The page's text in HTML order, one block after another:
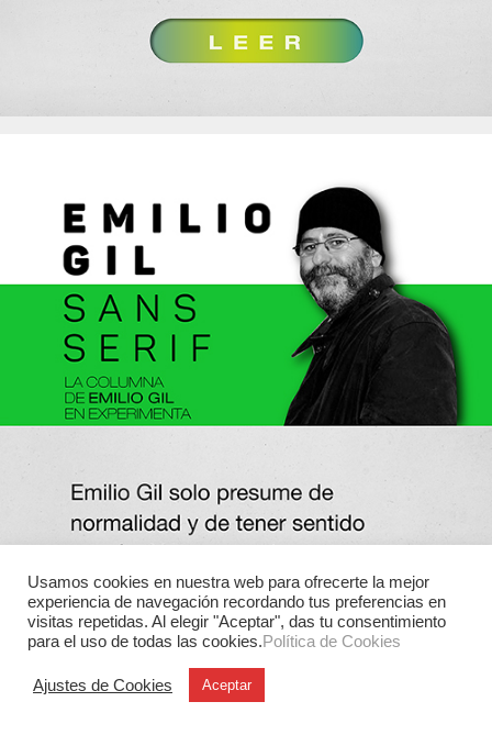
Usamos cookies en nuestra web para ofrecerte la mejor
experiencia de navegación recordando tus preferencias en
visitas repetidas. Al elegir "Aceptar", das tu consentimiento
para el uso de todas las cookies.Política de Cookies
Ajustes de Cookies Aceptar